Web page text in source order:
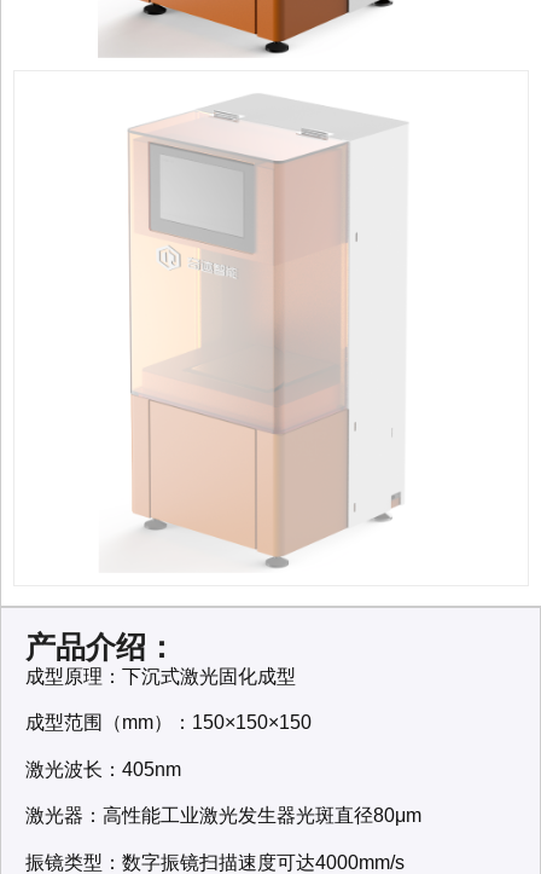
产品介绍：
成型原理：下沉式激光固化成型
成型范围（mm）：150×150×150
激光波长：405nm
激光器：高性能工业激光发生器光斑直径80μm
振镜类型：数字振镜扫描速度可达4000mm/s